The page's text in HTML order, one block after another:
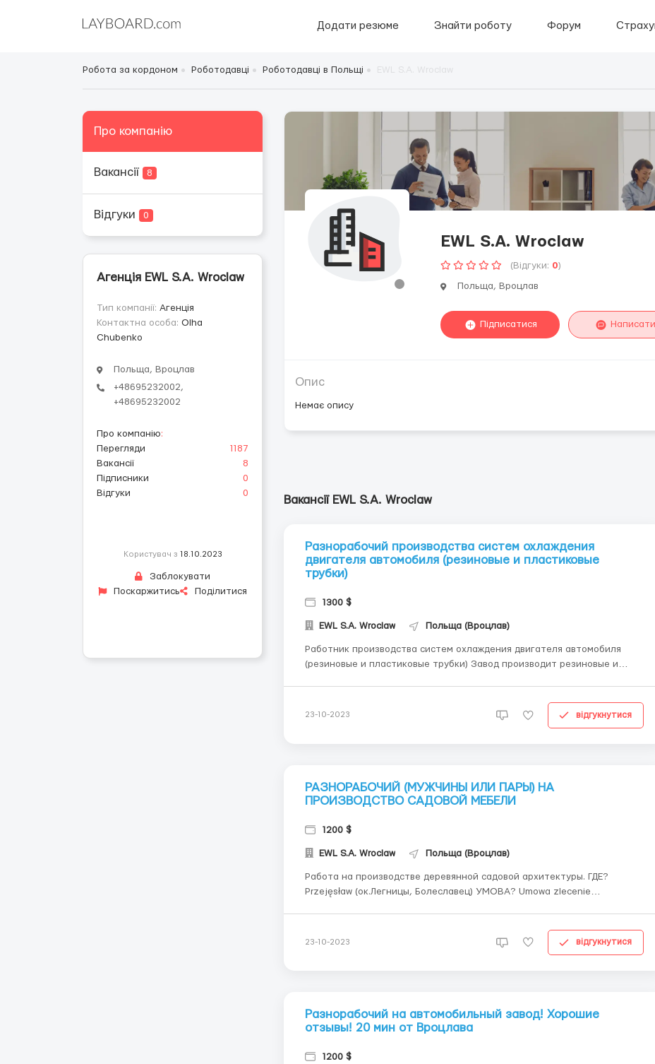
Додати резюме Знайти роботу Форум
Робота за кордоном Роботодавці Роботодавці в Польщі
Про компанію
Вакансії 8
Відгуки 0
Агенція EWL S.A. Wroclaw
Тип компанії: Агенція
Контактна особа: Olha
Chubenko
Польща, Вроцлав
+48695232002,
+48695232002
Про компанію:
Перегляди
1187
Вакансії
8
Підписники
0
Відгуки
0
Користувач з 18.10.2023
Заблокувати
Поскаржитись
Поділитися
EWL S.A. Wroclaw
(Відгуки: 0)
Польща, Вроцлав
Підписатися Написати
Опис
Немає опису
Вакансії EWL S.A. Wroclaw
Разнорабочий производства систем охлаждения
двигателя автомобиля (резиновые и пластиковые
трубки)
1300 $
EWL S.A. Wroclaw Польща (Вроцлав)
Работник производства систем охлаждения двигателя автомобиля
(резиновые и пластиковые трубки) Завод производит резиновые и
23-10-2023 відгукнутися
РАЗНОРАБОЧИЙ (МУЖЧИНЫ ИЛИ ПАРЫ) НА
ПРОИЗВОДСТВО САДОВОЙ МЕБЕЛИ
1200 $
EWL S.A. Wroclaw Польща (Вроцлав)
Работа на производстве деревянной садовой архитектуры. ГДЕ?
Przejęsław (ок.Легницы, Болеславец) УМОВА? Umowa zlecenie
досок на части) в ангаре. - подбор матери...
23-10-2023 відгукнутися
Разнорабочий на автомобильный завод! Хорошие
отзывы! 20 мин от Вроцлава
1200 $